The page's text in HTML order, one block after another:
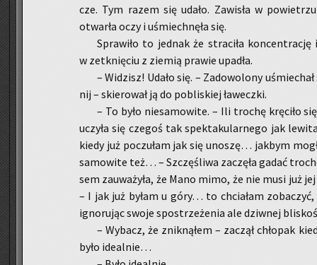
cze. Tym razem się udało. Za­wi­sła w
otwar­ła oczy i uśmiech­nę­ła się.
Spra­wi­ło to jed­nak że stra­ci­ła kon­cen­tra­cję
w ze­tknię­ciu z zie­mią pra­wie upa­dła.
– Wi­dzisz! Udało się. – Za­do­wo­lo­ny
nij – skie­ro­wał ją do po­bli­skiej ła­wecz­ki.
– To było nie­sa­mo­wi­te. – Ili tro­chę krę­ci­ło
uczy­ła się cze­goś tak spek­ta­ku­lar­ne­go jak
kiedy już po­czu­łam jak się uno­szę… jak­bym
sa­mo­wi­te też… – Szczę­śli­wa za­czę­ła gadać
sem za­uwa­ży­ła, że Mano mimo, że nie musi już
– I jak już byłam u góry… to chcia­łam
igno­ru­jąc swoje spo­strze­że­nia ale dziw­nej
– Wy­bacz, że znik­ną­łem – za­czął chło­pak
było ide­al­nie…